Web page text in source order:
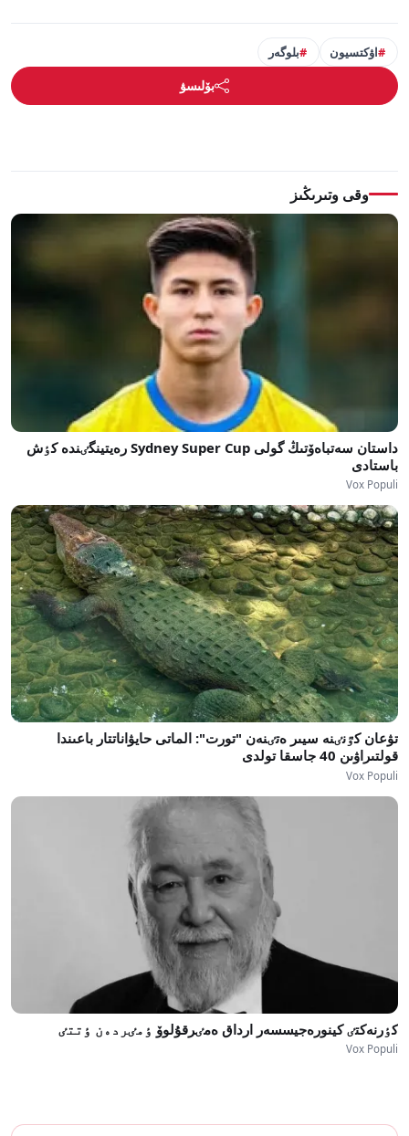
اۋكتسيون بلوگەر
بۆلىسۋ
وقى وتىرىڭىز
داستان سەتباەۆتىڭ گولى Sydney Super Cup رەيتينگٸندە كٶش
باستادى
Vox Populi
تۋعان كٷنٸنە سيىر ەتٸنەن "تورت": الماتى حايۋاناتتار باعىندا
قولتىراۋىن 40 جاسقا تولدى
Vox Populi
كٶرنەكتٸ كينورەجيسسەر ارداق ەمٸرقۇلوۆ ٶمٸردەن ٶتتٸ
Vox Populi